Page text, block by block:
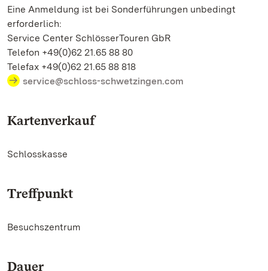
Eine Anmeldung ist bei Sonderführungen unbedingt
erforderlich:
Service Center SchlösserTouren GbR
Telefon +49(0)62 21.65 88 80
Telefax +49(0)62 21.65 88 818
service@schloss-schwetzingen.com
Kartenverkauf
Schlosskasse
Treffpunkt
Besuchszentrum
Dauer